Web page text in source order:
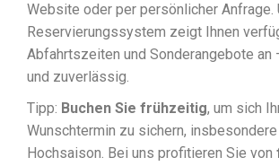
Website oder per persönlicher Anfrage.
Reservierungssystem zeigt Ihnen
Abfahrtszeiten und Sonderangebote an
und zuverlässig.
Tipp: Buchen Sie frühzeitig, um sich
Wunschtermin zu sichern,
Hochsaison. Bei uns profitieren Sie von